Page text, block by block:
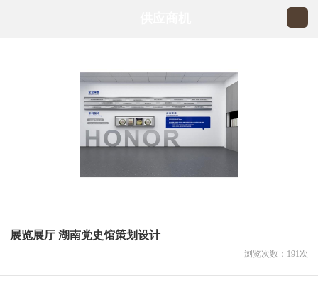
展览展厅 湖南党史馆策划设计
浏览次数： 191 次